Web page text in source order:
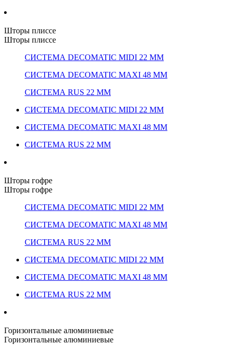
Шторы плиссе
Шторы плиссе
СИСТЕМА DECOMATIC MIDI 22 ММ
СИСТЕМА DECOMATIC MAXI 48 ММ
СИСТЕМА RUS 22 ММ
СИСТЕМА DECOMATIC MIDI 22 ММ
СИСТЕМА DECOMATIC MAXI 48 ММ
СИСТЕМА RUS 22 ММ
Шторы гофре
Шторы гофре
СИСТЕМА DECOMATIC MIDI 22 ММ
СИСТЕМА DECOMATIC MAXI 48 ММ
СИСТЕМА RUS 22 ММ
СИСТЕМА DECOMATIC MIDI 22 ММ
СИСТЕМА DECOMATIC MAXI 48 ММ
СИСТЕМА RUS 22 ММ
Горизонтальные алюминиевые
Горизонтальные алюминиевые